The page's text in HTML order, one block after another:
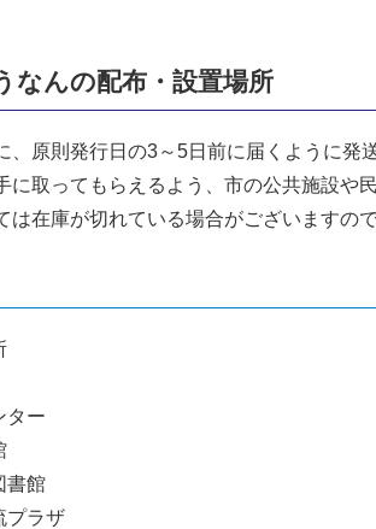
なんの配布・設置場所
、原則発行日の3～5日前に届くように発
に取ってもらえるよう、市の公共施設や
は在庫が切れている場合がございますの
ター
書館
プラザ